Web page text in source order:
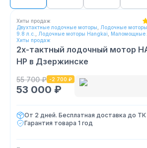
Хиты продаж
Двухтактные лодочные моторы
Лодочные моторы
9.8 л.с.
Лодочные моторы Hangkai Маломощные
Хиты продаж
2х-тактный лодочный мотор
HP в Дзержинске
55 700 ₽ -2 700 ₽
53 000 ₽
От 2 дней. Бесплатная доставка до ТК
Гарантия товара 1 год